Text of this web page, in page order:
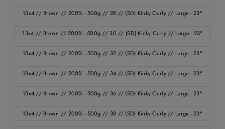
13x4 // Brown // 200% - 500g // 28 // (SD) Kinky Curly // Large - 23"
13x4 // Brown // 200% - 500g // 30 // (SD) Kinky Curly // Large - 23"
13x4 // Brown // 200% - 500g // 32 // (SD) Kinky Curly // Large - 23"
13x4 // Brown // 200% - 500g // 34 // (SD) Kinky Curly // Large - 23"
13x4 // Brown // 200% - 500g // 36 // (SD) Kinky Curly // Large - 23"
13x4 // Brown // 200% - 500g // 38 // (SD) Kinky Curly // Large - 23"